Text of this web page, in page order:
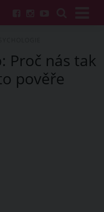
Proč nás tak
pověře